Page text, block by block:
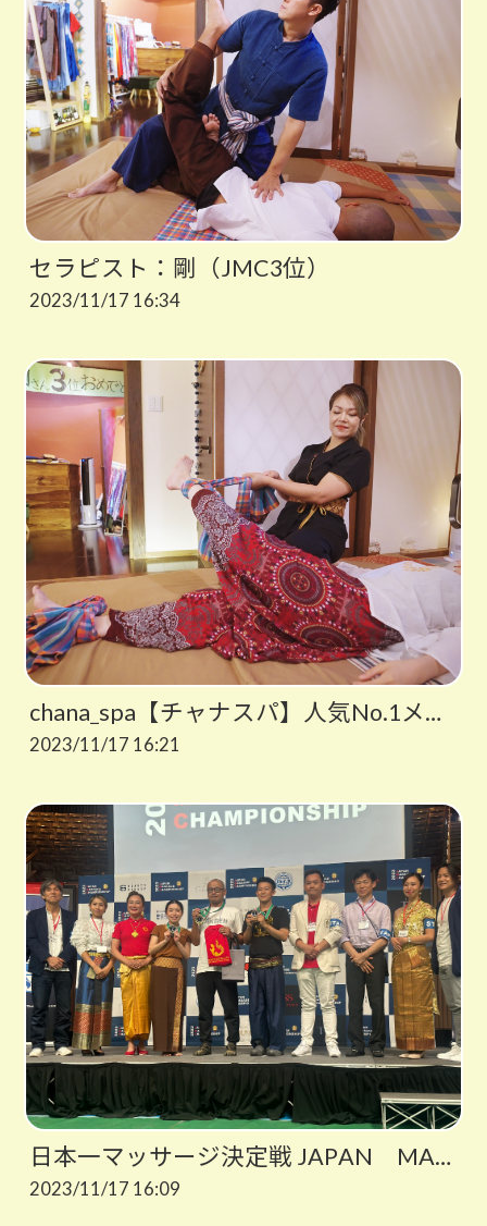
セラピスト：剛（JMC3位）
2023/11/17 16:34
chana_spa【チャナスパ】人気No.1メニュー
2023/11/17 16:21
日本一マッサージ決定戦 JAPAN MASSAGE CHAMPIONSHIP 入賞
2023/11/17 16:09